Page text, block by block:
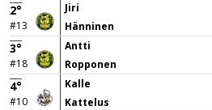
2°
#13
Jiri
Hänninen
3°
#18
Antti
Ropponen
4°
#10
Kalle
Kattelus